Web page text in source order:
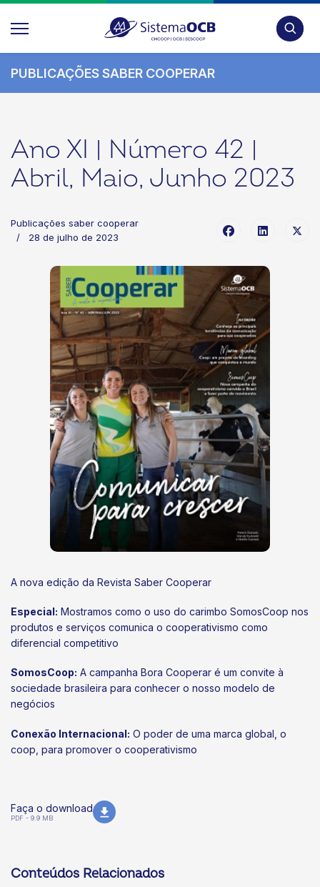
PUBLICAÇÕES SABER COOPERAR
Ano XI | Número 42 |
Abril, Maio, Junho 2023
Publicações saber cooperar
28 de julho de 2023
A nova edição da Revista Saber Cooperar
Especial: Mostramos como o uso do carimbo SomosCoop nos
produtos e serviços comunica o cooperativismo como
diferencial competitivo
SomosCoop: A campanha Bora Cooperar é um convite à
sociedade brasileira para conhecer o nosso modelo de
negócios
Conexão Internacional: O poder de uma marca global, o
coop, para promover o cooperativismo
Faça o download
PDF - 9.9 MB
Conteúdos Relacionados